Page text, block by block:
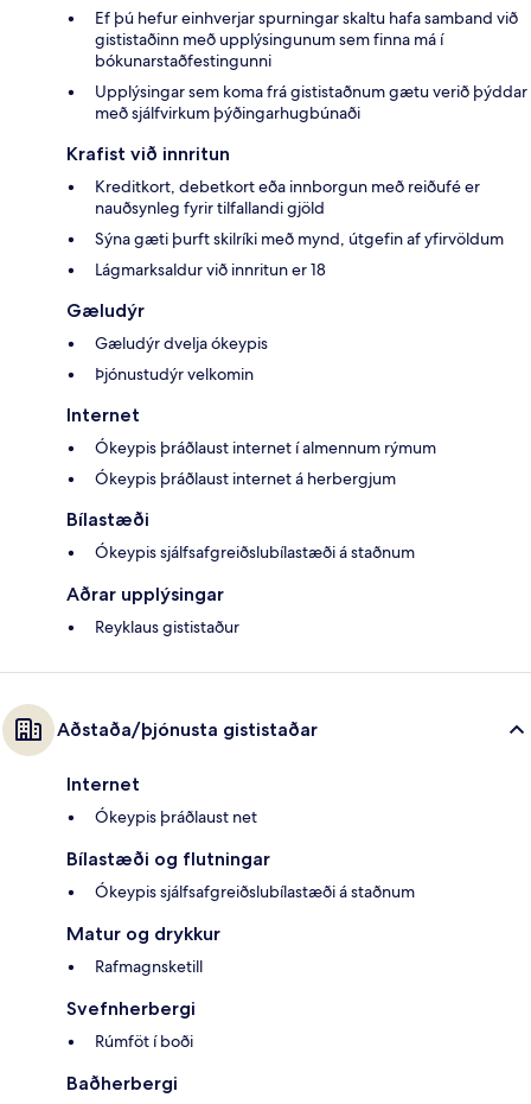
Ef þú hefur einhverjar spurningar skaltu hafa samband við
gististaðinn með upplýsingunum sem finna má í
bókunarstaðfestingunni
Upplýsingar sem koma frá gististaðnum gætu verið þýddar
með sjálfvirkum þýðingarhugbúnaði
Krafist við innritun
Kreditkort, debetkort eða innborgun með reiðufé er
nauðsynleg fyrir tilfallandi gjöld
Sýna gæti þurft skilríki með mynd, útgefin af yfirvöldum
Lágmarksaldur við innritun er 18
Gæludýr
Gæludýr dvelja ókeypis
Þjónustudýr velkomin
Internet
Ókeypis þráðlaust internet í almennum rýmum
Ókeypis þráðlaust internet á herbergjum
Bílastæði
Ókeypis sjálfsafgreiðslubílastæði á staðnum
Aðrar upplýsingar
Reyklaus gististaður
Aðstaða/þjónusta gististaðar
Internet
Ókeypis þráðlaust net
Bílastæði og flutningar
Ókeypis sjálfsafgreiðslubílastæði á staðnum
Matur og drykkur
Rafmagnsketill
Svefnherbergi
Rúmföt í boði
Baðherbergi